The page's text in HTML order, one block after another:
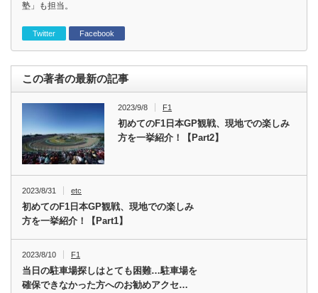
塾」も担当。
Twitter Facebook
この著者の最新の記事
2023/9/8 F1
初めてのF1日本GP観戦、現地での楽しみ
方を一挙紹介！【Part2】
2023/8/31 etc
初めてのF1日本GP観戦、現地での楽しみ
方を一挙紹介！【Part1】
2023/8/10 F1
当日の駐車場探しはとても困難…駐車場を
確保できなかった方へのお勧めアクセ…